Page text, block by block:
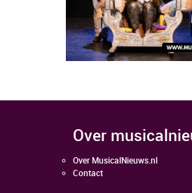
over
Over MusicalNieuws.nl
Contact